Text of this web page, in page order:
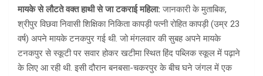
मायके से लौटते वक्त हाथी से जा टकराई महिला:जानकारी के मुताबिक,
श्रीपुर विछवा निवासी शिक्षिका निकिता कापड़ी पत्नी रोहित कापड़ी (उम्र 23
वर्ष) अपने मायके टनकपुर गई थी. जो मंगलवार की सुबह अपने मायके
टनकपुर से स्कूटी पर सवार होकर खटीमा स्थित हिंद पब्लिक स्कूल में पढ़ाने
के लिए आ रही थी. इसी दौरान बनबसा-चकरपुर के बीच घने जंगल में एक